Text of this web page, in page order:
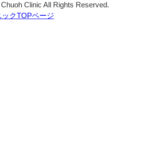
Clinic All Rights Reserved.
クTOPページ